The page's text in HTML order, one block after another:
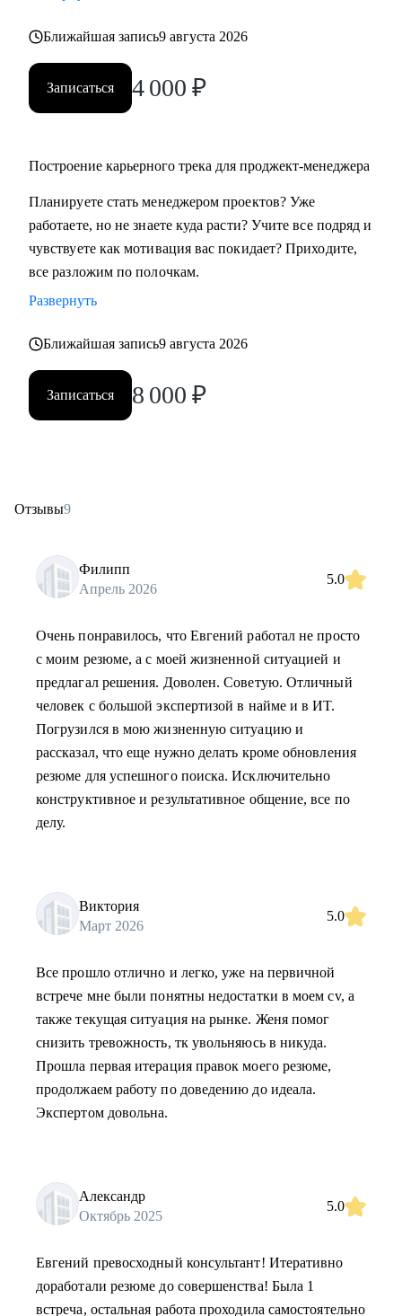
Ближайшая запись9 августа 2026
Записаться 4 000 ₽
Построение карьерного трека для проджект-менеджера
Планируете стать менеджером проектов? Уже
работаете, но не знаете куда расти? Учите все подряд и
чувствуете как мотивация вас покидает? Приходите,
все разложим по полочкам.
Развернуть
Ближайшая запись9 августа 2026
Записаться 8 000 ₽
Отзывы9
Филипп
Апрель 2026
5.0
Очень понравилось, что Евгений работал не просто
с моим резюме, а с моей жизненной ситуацией и
предлагал решения. Доволен. Советую. Отличный
человек с большой экспертизой в найме и в ИТ.
Погрузился в мою жизненную ситуацию и
рассказал, что еще нужно делать кроме обновления
резюме для успешного поиска. Исключительно
конструктивное и результативное общение, все по
делу.
Виктория
Март 2026
5.0
Все прошло отлично и легко, уже на первичной
встрече мне были понятны недостатки в моем cv, а
также текущая ситуация на рынке. Женя помог
снизить тревожность, тк увольняюсь в никуда.
Прошла первая итерация правок моего резюме,
продолжаем работу по доведению до идеала.
Экспертом довольна.
Александр
Октябрь 2025
5.0
Евгений превосходный консультант! Итеративно
доработали резюме до совершенства! Была 1
встреча, остальная работа проходила самостоятельно